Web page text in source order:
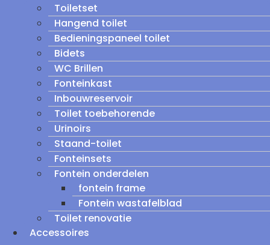
Toiletset
Hangend toilet
Bedieningspaneel toilet
Bidets
WC Brillen
Fonteinkast
Inbouwreservoir
Toilet toebehorende
Urinoirs
Staand-toilet
Fonteinsets
Fontein onderdelen
fontein frame
Fontein wastafelblad
Toilet renovatie
Accessoires